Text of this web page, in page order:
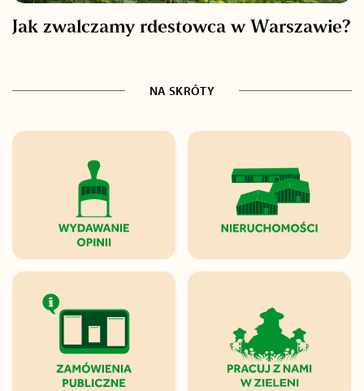
Jak zwalczamy rdestowca w Warszawie?
NA SKRÓTY